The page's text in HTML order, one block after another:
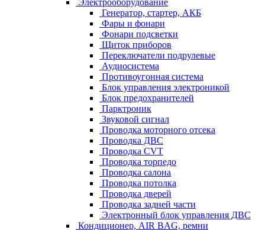
Электрооборудование
Генератор, стартер, АКБ
Фары и фонари
Фонари подсветки
Щиток приборов
Переключатели подрулевые
Аудиосистема
Противоугонная система
Блок управления электроникой
Блок предохранителей
Парктроник
Звуковой сигнал
Проводка моторного отсека
Проводка ДВС
Проводка CVT
Проводка торпедо
Проводка салона
Проводка потолка
Проводка дверей
Проводка задней части
Электронный блок управления ДВС
Кондиционер, AIR BAG, ремни